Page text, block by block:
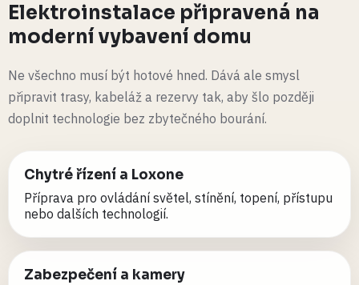
Elektroinstalace připravená na
moderní vybavení domu
Ne všechno musí být hotové hned. Dává ale smysl
připravit trasy, kabeláž a rezervy tak, aby šlo později
doplnit technologie bez zbytečného bourání.
Chytré řízení a Loxone
Příprava pro ovládání světel, stínění, topení, přístupu
nebo dalších technologií.
Zabezpečení a kamery